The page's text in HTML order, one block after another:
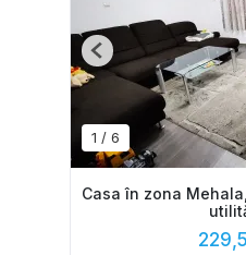
1 / 6
Previous
Casa în zona